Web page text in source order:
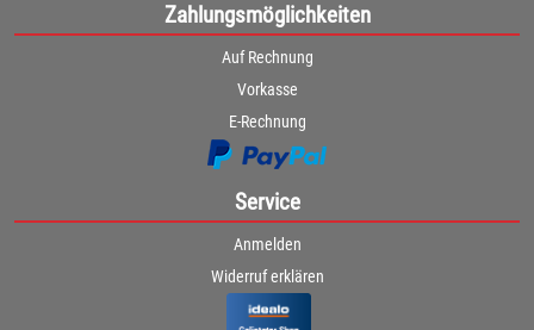
Zahlungsmöglichkeiten
Auf Rechnung
Vorkasse
E-Rechnung
Service
Anmelden
Widerruf erklären